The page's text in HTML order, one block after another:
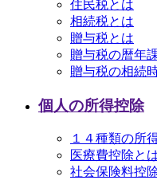
住民税とは
相続税とは
贈与税とは
贈与税の暦年
贈与税の相続
個人の所得控除
１４種類の所
医療費控除と
社会保険料控